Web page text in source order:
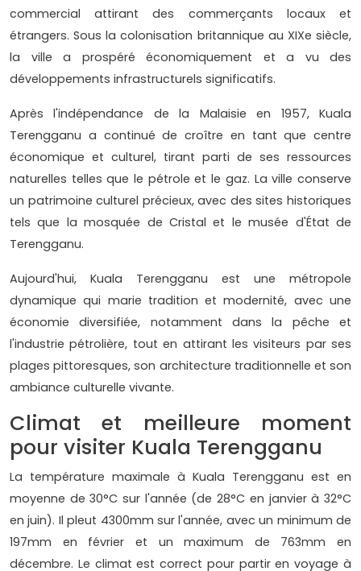
commercial attirant des commerçants locaux et
étrangers. Sous la colonisation britannique au XIXe siècle,
la ville a prospéré économiquement et a vu des
développements infrastructurels significatifs.
Après l'indépendance de la Malaisie en 1957, Kuala
Terengganu a continué de croître en tant que centre
économique et culturel, tirant parti de ses ressources
naturelles telles que le pétrole et le gaz. La ville conserve
un patrimoine culturel précieux, avec des sites historiques
tels que la mosquée de Cristal et le musée d'État de
Terengganu.
Aujourd'hui, Kuala Terengganu est une métropole
dynamique qui marie tradition et modernité, avec une
économie diversifiée, notamment dans la pêche et
l'industrie pétrolière, tout en attirant les visiteurs par ses
plages pittoresques, son architecture traditionnelle et son
ambiance culturelle vivante.
Climat et meilleure moment
pour visiter Kuala Terengganu
La température maximale à Kuala Terengganu est en
moyenne de 30°C sur l'année (de 28°C en janvier à 32°C
en juin). Il pleut 4300mm sur l'année, avec un minimum de
197mm en février et un maximum de 763mm en
décembre. Le climat est correct pour partir en voyage à